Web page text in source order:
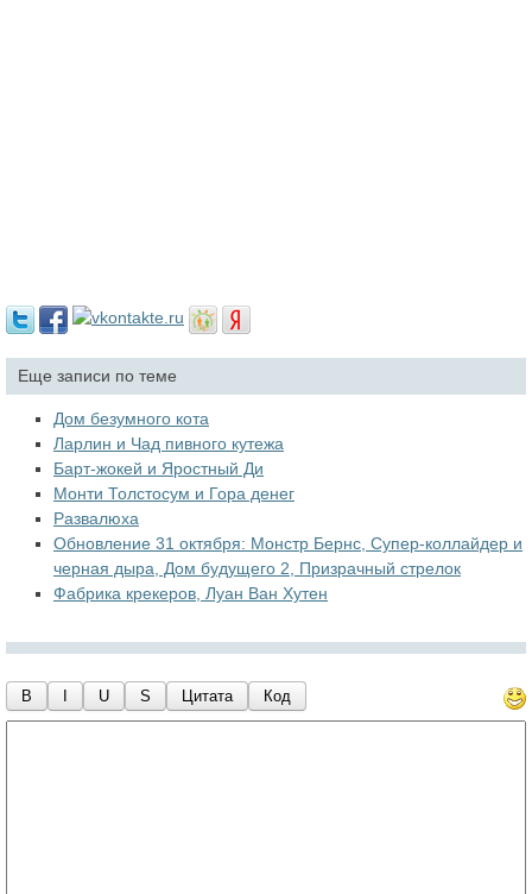
Еще записи по теме
Дом безумного кота
Ларлин и Чад пивного кутежа
Барт-жокей и Яростный Ди
Монти Толстосум и Гора денег
Развалюха
Обновление 31 октября: Монстр Бернс, Супер-коллайдер и
черная дыра, Дом будущего 2, Призрачный стрелок
Фабрика крекеров, Луан Ван Хутен
B I U S Цитата Код